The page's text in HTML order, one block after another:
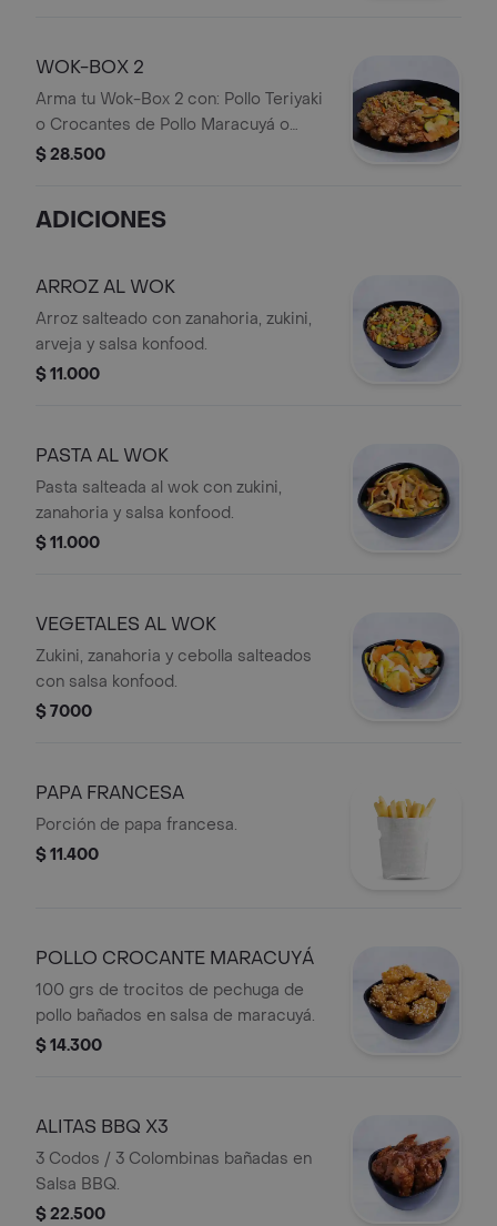
WOK-BOX 2
Arma tu Wok-Box 2 con: Pollo Teriyaki
o Crocantes de Pollo Maracuyá o
Cerdo Agridulce + Dos
$ 28.500
ADICIONES
ARROZ AL WOK
Arroz salteado con zanahoria, zukini,
arveja y salsa konfood.
$ 11.000
PASTA AL WOK
Pasta salteada al wok con zukini,
zanahoria y salsa konfood.
$ 11.000
VEGETALES AL WOK
Zukini, zanahoria y cebolla salteados
con salsa konfood.
$ 7000
PAPA FRANCESA
Porción de papa francesa.
$ 11.400
POLLO CROCANTE MARACUYÁ
100 grs de trocitos de pechuga de
pollo bañados en salsa de maracuyá.
$ 14.300
ALITAS BBQ X3
3 Codos / 3 Colombinas bañadas en
Salsa BBQ.
$ 22.500